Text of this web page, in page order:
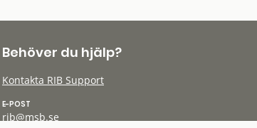
Behöver du hjälp?
Kontakta RIB Support
E-POST
rib@msb.se